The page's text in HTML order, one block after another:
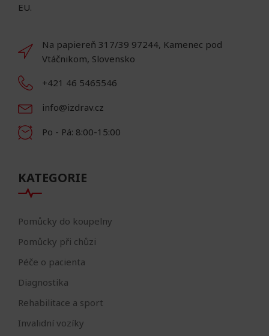
EU.
Na papiereň 317/39 97244, Kamenec pod
Vtáčnikom, Slovensko
+421 46 5465546
info@izdrav.cz
Po - Pá: 8:00-15:00
KATEGORIE
Pomůcky do koupelny
Pomůcky při chůzi
Péče o pacienta
Diagnostika
Rehabilitace a sport
Invalidní vozíky